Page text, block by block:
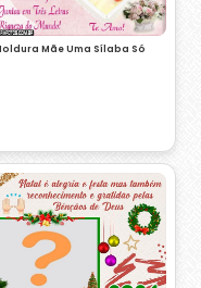
Mãe Uma Sílaba Só